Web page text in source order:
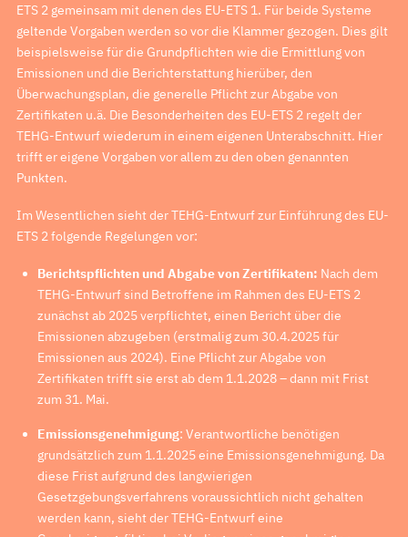
ETS 2 gemeinsam mit denen des EU-ETS 1. Für beide Systeme
geltende Vorgaben werden so vor die Klammer gezogen. Dies gilt
beispielsweise für die Grundpflichten wie die Ermittlung von
Emissionen und die Berichterstattung hierüber, den
Überwachungsplan, die generelle Pflicht zur Abgabe von
Zertifikaten u.ä. Die Besonderheiten des EU-ETS 2 regelt der
TEHG-Entwurf wiederum in einem eigenen Unterabschnitt. Hier
trifft er eigene Vorgaben vor allem zu den oben genannten
Punkten.
Im Wesentlichen sieht der TEHG-Entwurf zur Einführung des EU-
ETS 2 folgende Regelungen vor:
Berichtspflichten und Abgabe von Zertifikaten: Nach dem
TEHG-Entwurf sind Betroffene im Rahmen des EU-ETS 2
zunächst ab 2025 verpflichtet, einen Bericht über die
Emissionen abzugeben (erstmalig zum 30.4.2025 für
Emissionen aus 2024). Eine Pflicht zur Abgabe von
Zertifikaten trifft sie erst ab dem 1.1.2028 – dann mit Frist
zum 31. Mai.
Emissionsgenehmigung: Verantwortliche benötigen
grundsätzlich zum 1.1.2025 eine Emissionsgenehmigung. Da
diese Frist aufgrund des langwierigen
Gesetzgebungsverfahrens voraussichtlich nicht gehalten
werden kann, sieht der TEHG-Entwurf eine